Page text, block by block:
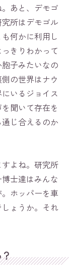
あと、デモゴ
所はデモゴル
何かに利用し
きりわかって
子みたいなの
の世界はナウ
いるジョイス
聞いて存在を
じ合えるのか
よね。研究所
士達はみんな
ホッパーを車
ょうか。それ